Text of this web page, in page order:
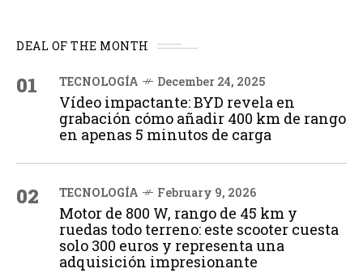
DEAL OF THE MONTH
01 TECNOLOGÍA December 24, 2025
Vídeo impactante: BYD revela en
grabación cómo añadir 400 km de rango
en apenas 5 minutos de carga
02 TECNOLOGÍA February 9, 2026
Motor de 800 W, rango de 45 km y
ruedas todo terreno: este scooter cuesta
solo 300 euros y representa una
adquisición impresionante